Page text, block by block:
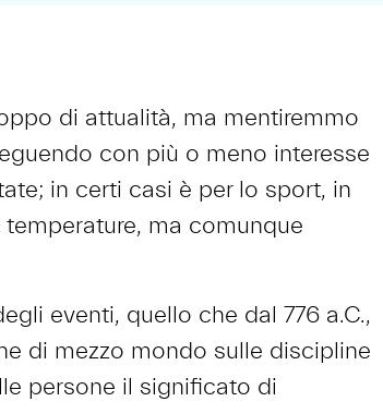
di attualità, ma mentiremmo
con più o meno interesse
in certi casi è per lo sport, in
ma comunque
eventi, quello che dal 776 a.C.,
di mezzo mondo sulle discipline
persone il significato di